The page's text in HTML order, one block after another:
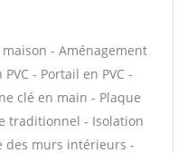
- Aménagement
- Portail en PVC -
clé en main - Plaque
traditionnel - Isolation
des murs intérieurs -